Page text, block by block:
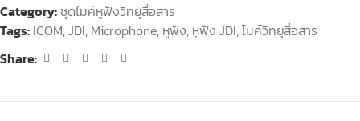
Category: ชุดไมค์หูฟังวิทยุสื่อสาร
Tags: ICOM,JDI, Microphone, หูฟัง, หูฟัง JDI,ไมค์วิทยุสื่อสาร
Share: